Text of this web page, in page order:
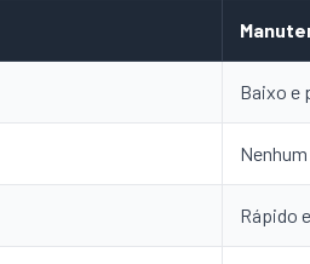
Baixo e
Rápido